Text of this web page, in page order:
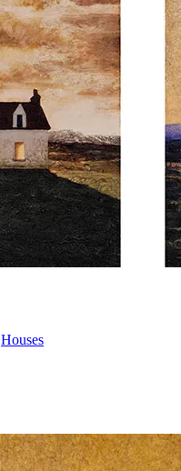
Houses